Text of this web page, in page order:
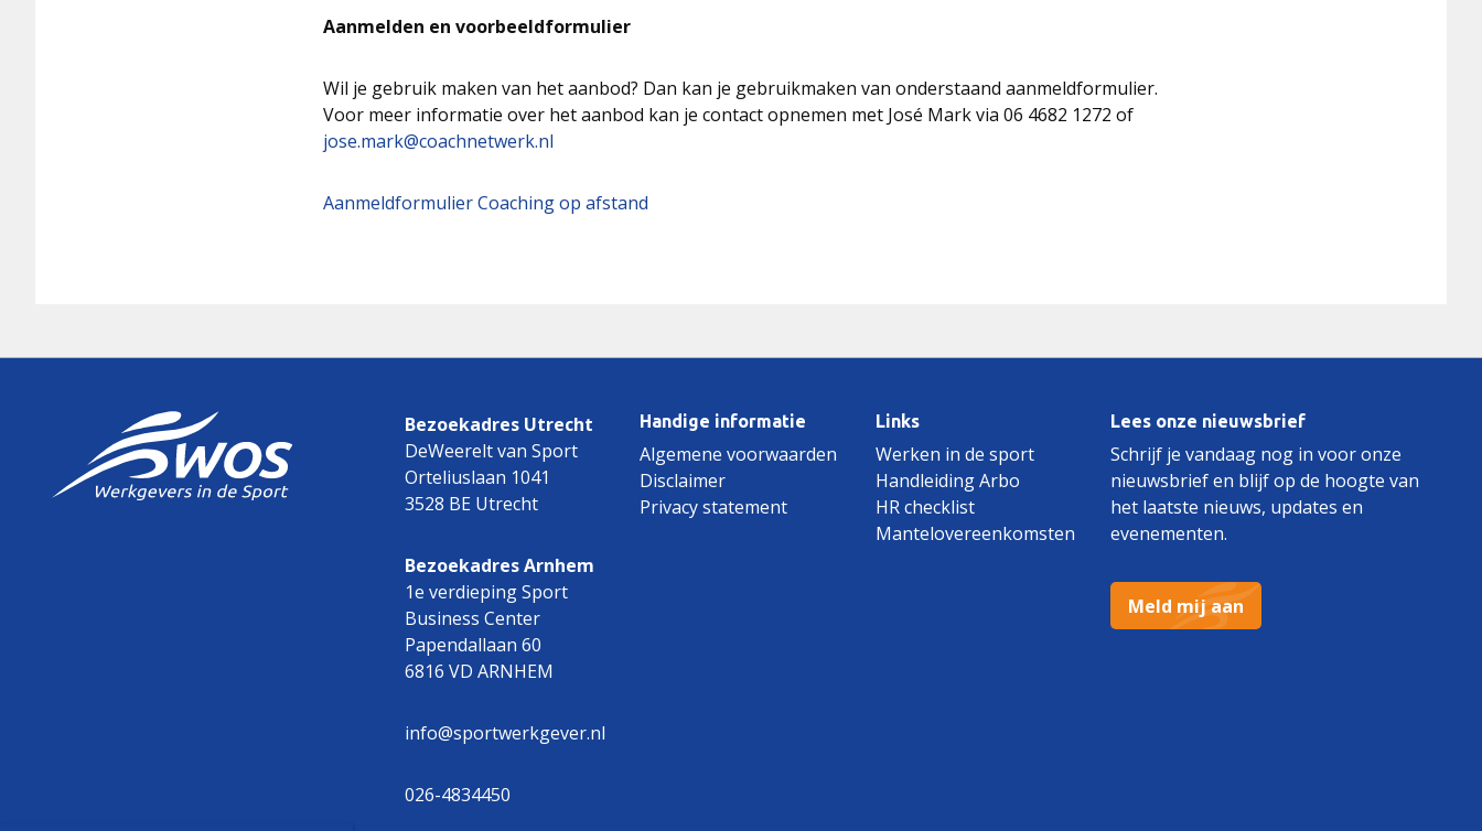
Aanmelden en voorbeeldformulier
Wil je gebruik maken van het aanbod? Dan kan je gebruikmaken van onderstaand aanmeldformulier.
Voor meer informatie over het aanbod kan je contact opnemen met José Mark via 06 4682 1272 of
jose.mark@coachnetwerk.nl
Aanmeldformulier Coaching op afstand
Bezoekadres Utrecht
DeWeerelt van Sport
Orteliuslaan 1041
3528 BE Utrecht
Bezoekadres Arnhem
1e verdieping Sport
Business Center
Papendallaan 60
6816 VD ARNHEM
info@sportwerkgever.nl
026-4834450
Handige informatie
Algemene voorwaarden
Disclaimer
Privacy statement
Links
Werken in de sport
Handleiding Arbo
HR checklist
Mantelovereenkomsten
Lees onze nieuwsbrief
Schrijf je vandaag nog in voor onze
nieuwsbrief en blijf op de hoogte van
het laatste nieuws, updates en
evenementen.
Meld mij aan